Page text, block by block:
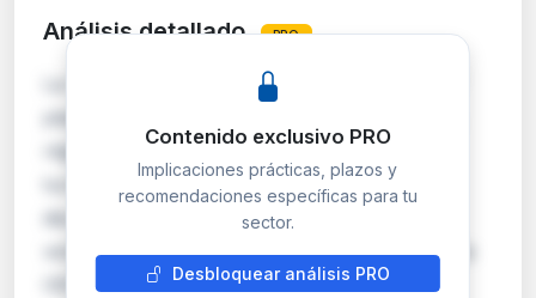
Análisis detallado PRO
La Universidad Pública de Navarra convoca 7
plazas de Gestor/a de Administración (nivel B,
régimen funcionarial) mediante oposición: 2
turno libre, 3 promoción interna, 1 reserva
discapacidad (≥33%) y 1 reserva víctimas de
violencia de género. Las plazas provienen de la
OEP 2023 (1 plaza desierta) y OEP 2025 (6
Contenido exclusivo PRO
Implicaciones prácticas, plazos y
recomendaciones específicas para tu
sector.
Desbloquear análisis PRO